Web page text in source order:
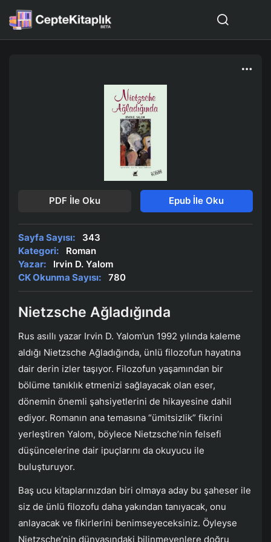
PDF İle Oku Epub İle Oku
Sayfa Sayısı:
343
Kategori:
Roman
Yazar:
Irvin D. Yalom
CK Okunma Sayısı:
780
Nietzsche Ağladığında
Rus asıllı yazar Irvin D. Yalom’un 1992 yılında kaleme
aldığı Nietzsche Ağladığında, ünlü filozofun hayatına
dair derin izler taşıyor. Filozofun yaşamından bir
bölüme tanıklık etmenizi sağlayacak olan eser,
dönemin önemli şahsiyetlerini de hikayesine dahil
ediyor. Romanın ana temasına “ümitsizlik” fikrini
yerleştiren Yalom, böylece Nietzsche’nin felsefi
düşüncelerine dair ipuçlarını da okuyucu ile
buluşturuyor.
Baş ucu kitaplarınızdan biri olmaya aday bu şaheser ile
siz de ünlü filozofu daha yakından tanıyacak, onu
anlayacak ve fikirlerini benimseyeceksiniz. Öyleyse
Nietzsche’nin dünyasındaki bilinmeyenlere doğru